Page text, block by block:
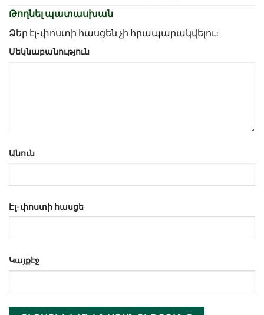
Թողնել պատասխան
Ձեր էլ-փոստի հասցեն չի հրապարակվելու։
Մեկնաբանություն
Անուն
Էլ-փոստի հասցե
Կայքէջ